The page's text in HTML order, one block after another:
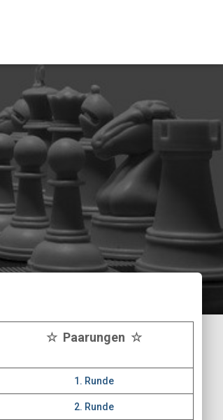
☆ Paarungen ☆
1. Runde
2. Runde